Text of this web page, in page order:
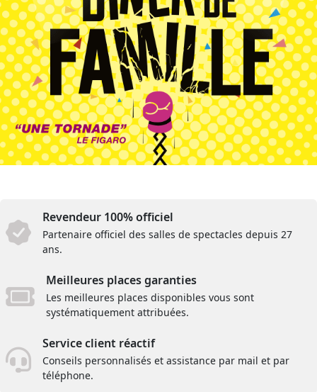
Revendeur 100% officiel
Partenaire officiel des salles de spectacles depuis 27
ans.
Meilleures places garanties
Les meilleures places disponibles vous sont
systématiquement attribuées.
Service client réactif
Conseils personnalisés et assistance par mail et par
téléphone.